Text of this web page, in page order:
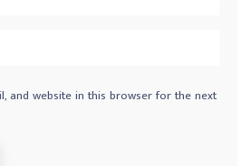
and website in this browser for the next